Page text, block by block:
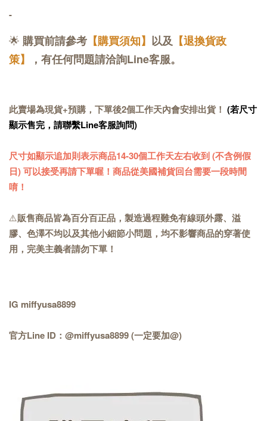
-
🌟 購買前請參考 【購買須知】 以及 【退換貨政
策】
，有任何問題請洽詢Line客服。
此賣場為現貨+預購，下單後2個工作天內會安排出貨！ (若尺寸
顯示售完，請聯繫Line客服詢問)
尺寸如顯示追加則表示商品14-30個工作天左右收到 (不含例假
日) 可以接受再請下單喔！商品從美國補貨回台需要一段時間
唷！
⚠️販售商品皆為百分百正品，製造過程難免有線頭外露、溢
膠、色澤不均以及其他小細節小問題，均不影響商品的穿著使
用，完美主義者請勿下單！
IG miffyusa8899
官方Line ID：@miffyusa8899 (一定要加@)